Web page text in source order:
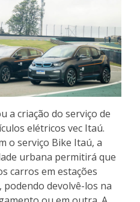
a criação do serviço de
elétricos vec Itaú.
o serviço Bike Itaú, a
urbana permitirá que
carros em estações
devolvê-los na